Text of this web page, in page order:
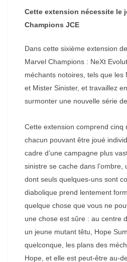
Cette extension nécessite le
Champions JCE
Dans cette sixième extension
Marvel Champions : NeXt
méchants notoires, tels que
et Mister Sinister, et travaillez
surmonter une nouvelle série
Cette extension comprend cinq
chacun pouvant être joué
cadre d’une campagne plus
sinistre se cache dans l’ombre,
dont seuls quelques-uns sont
diabolique prend lentement
quelque chose que vous ne
une chose est sûre : au centre
un jeune mutant têtu, Hope
quelconque, les plans des
Hope, et elle est peut-être au-